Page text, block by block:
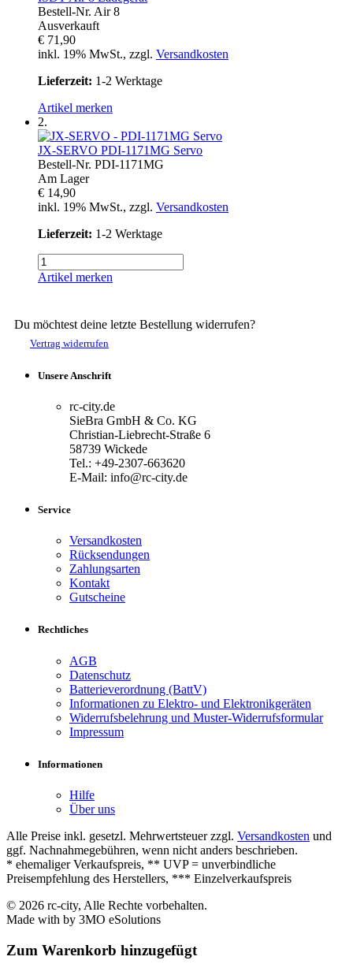
Bestell-Nr. Air 8
Ausverkauft
€ 71,90
inkl. 19% MwSt., zzgl. Versandkosten
Lieferzeit: 1-2 Werktage
Artikel merken
2.
JX-SERVO PDI-1171MG Servo
Bestell-Nr. PDI-1171MG
Am Lager
€ 14,90
inkl. 19% MwSt., zzgl. Versandkosten
Lieferzeit: 1-2 Werktage
Artikel merken
Du möchtest deine letzte Bestellung widerrufen?
Vertrag widerrufen
Unsere Anschrift
rc-city.de
SieBra GmbH & Co. KG
Christian-Liebrecht-Straße 6
58739 Wickede
Tel.: +49-2307-663620
E-Mail: info@rc-city.de
Service
Versandkosten
Rücksendungen
Zahlungsarten
Kontakt
Gutscheine
Rechtliches
AGB
Datenschutz
Batterieverordnung (BattV)
Informationen zu Elektro- und Elektronikgeräten
Widerrufsbelehrung und Muster-Widerrufsformular
Impressum
Informationen
Hilfe
Über uns
Alle Preise inkl. gesetzl. Mehrwertsteuer zzgl. Versandkosten und
ggf. Nachnahmegebühren, wenn nicht anders beschrieben.
* ehemaliger Verkaufspreis, ** UVP = unverbindliche
Preisempfehlung des Herstellers, *** Einzelverkaufspreis
© 2026 rc-city, Alle Rechte vorbehalten.
Made with by 3MO eSolutions
Zum Warenkorb hinzugefügt